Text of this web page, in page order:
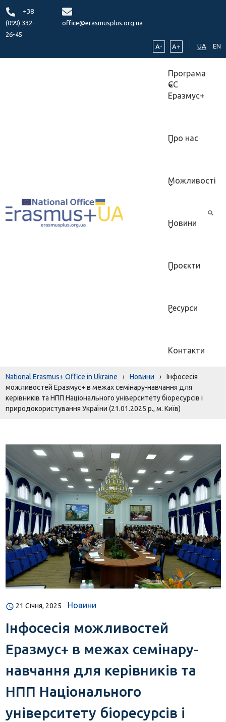
+38
(099) 332-
26-45
office@erasmusplus.org.ua
A- A+ UA EN
Програма
ЄС
Еразмус+
Про нас
Можливості
Новини
Проєкти
Ресурси
Контакти
National Erasmus+ Office in Ukraine › Новини ›
Інфосесія
можливостей Еразмус+ в межах семінару-навчання для
керівників та НПП Національного університету біоресурсів і
природокористування України (21.01.2025 р., м. Київ)
21 Січня, 2025 Новини
Інфосесія можливостей
Еразмус+ в межах семінару-
навчання для керівників та
НПП Національного
університету біоресурсів і